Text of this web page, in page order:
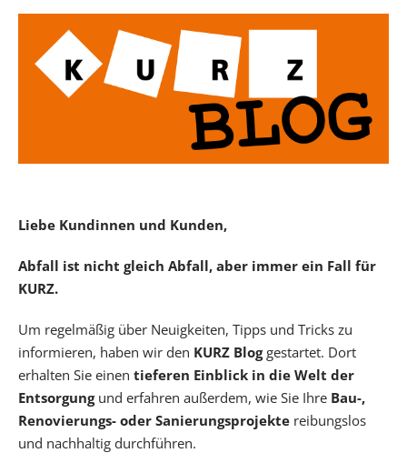
Liebe Kundinnen und Kunden,
Abfall ist nicht gleich Abfall, aber immer ein Fall für
KURZ.
Um regelmäßig über Neuigkeiten, Tipps und Tricks zu
informieren, haben wir den KURZ Bloggestartet. Dort
erhalten Sie einen tieferen Einblick in die Welt der
Entsorgung und erfahren außerdem, wie Sie Ihre Bau-,
Renovierungs- oder Sanierungsprojekte reibungslos
und nachhaltig durchführen.